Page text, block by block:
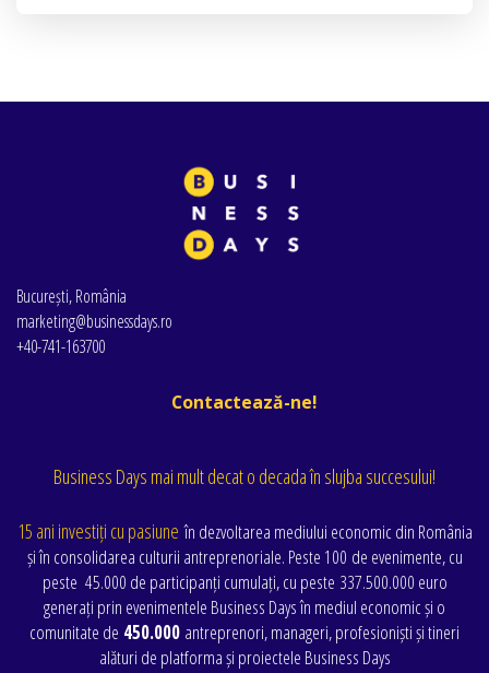
București, România
marketing@businessdays.ro
+40-741-163700
Contactează-ne!
Business Days mai mult decat o decada în slujba succesului!
15 ani investiți cu pasiune în dezvoltarea mediului economic din România
și în consolidarea culturii antreprenoriale. Peste 100 de evenimente, cu
peste 45.000 de participanți cumulați, cu peste 337.500.000 euro
generați prin evenimentele Business Days în mediul economic și o
comunitate de 450.000 antreprenori, manageri, profesioniști și tineri
alături de platforma și proiectele Business Days